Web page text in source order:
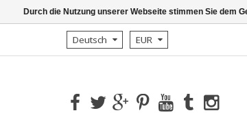
Deutsch EUR
Durch die Nutzung unserer Webseite stimmen Sie dem